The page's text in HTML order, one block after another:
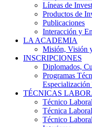
Líneas de
Productos de
Publicaciones
Interacción y
LA ACADEMIA
Misión, Visión
INSCRIPCIONES
Diplomados,
Programas
TÉCNICAS
Técnico
Técnica
Técnico